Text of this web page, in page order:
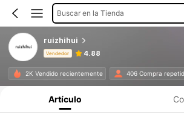
Buscar en la Tienda
ruizhihui
Vendedor 4.88
2K Vendido recientemente 406 Compra
Artículo